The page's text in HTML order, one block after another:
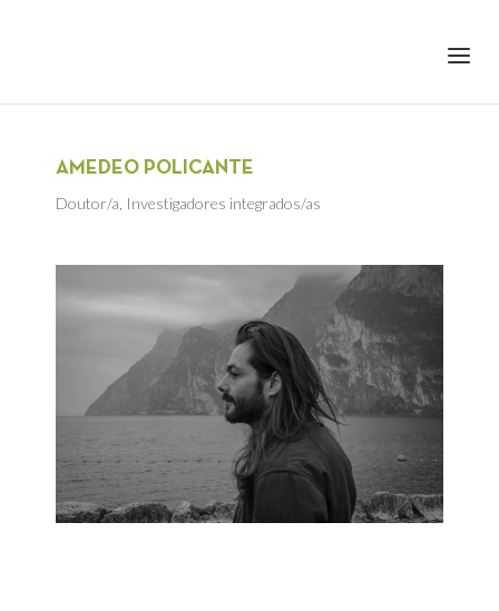
AMEDEO POLICANTE
Doutor/a Investigadores integrados/as